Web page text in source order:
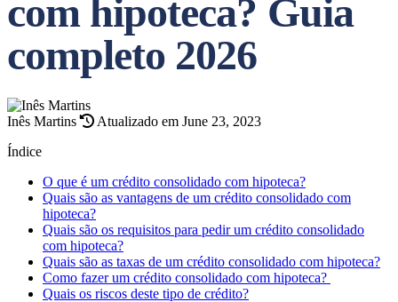
com hipoteca? Guia
completo 2026
Inês Martins
Atualizado em June 23, 2023
Índice
O que é um crédito consolidado com hipoteca?
Quais são as vantagens de um crédito consolidado com
hipoteca?
Quais são os requisitos para pedir um crédito consolidado
com hipoteca?
Quais são as taxas de um crédito consolidado com hipoteca?
Como fazer um crédito consolidado com hipoteca?
Quais os riscos deste tipo de crédito?